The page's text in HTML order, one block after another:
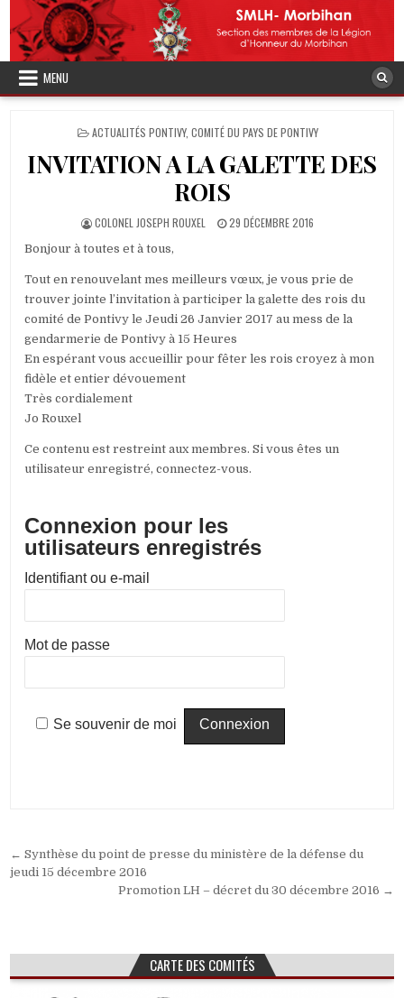
to
content
MENU
POSTED
ACTUALITÉS PONTIVY, COMITÉ DU PAYS DE PONTIVY
INVITATION A LA GALETTE DES
ROIS
AUTHOR:
COLONEL JOSEPH ROUXEL
PUBLISHED
29 DÉCEMBRE 2016
Bonjour à toutes et à tous,
Tout en renouvelant mes meilleurs vœux, je vous prie de
trouver jointe l’invitation à participer la galette des rois du
comité de Pontivy le Jeudi 26 Janvier 2017 au mess de la
gendarmerie de Pontivy à 15 Heures
En espérant vous accueillir pour fêter les rois croyez à mon
fidèle et entier dévouement
Très cordialement
Jo Rouxel
Ce contenu est restreint aux membres. Si vous êtes un
utilisateur enregistré, connectez-vous.
Connexion pour les
utilisateurs enregistrés
Identifiant ou e-mail
Mot de passe
Se souvenir de moi
Navigation
de
← Synthèse du point de presse du ministère de la défense du
jeudi 15 décembre 2016
Promotion LH – décret du 30 décembre 2016 →
CARTE DES COMITÉS